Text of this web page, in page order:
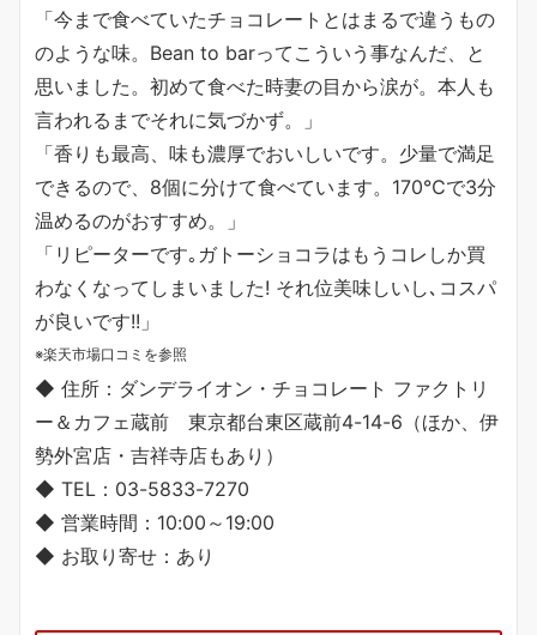
「今まで食べていたチョコレートとはまるで違うもの
のような味。Bean to barってこういう事なんだ、と
思いました。初めて食べた時妻の目から涙が。本人も
言われるまでそれに気づかず。」
「香りも最高、味も濃厚でおいしいです。少量で満足
できるので、8個に分けて食べています。170℃で3分
温めるのがおすすめ。」
「リピーターです｡ガトーショコラはもうコレしか買
わなくなってしまいました! それ位美味しいし､コスパ
が良いです!!」
※楽天市場口コミを参照
◆ 住所：ダンデライオン・チョコレート ファクトリ
ー＆カフェ蔵前 東京都台東区蔵前4-14-6（ほか、伊
勢外宮店・吉祥寺店もあり）
◆ TEL：03-5833-7270
◆ 営業時間：10:00～19:00
◆ お取り寄せ：あり